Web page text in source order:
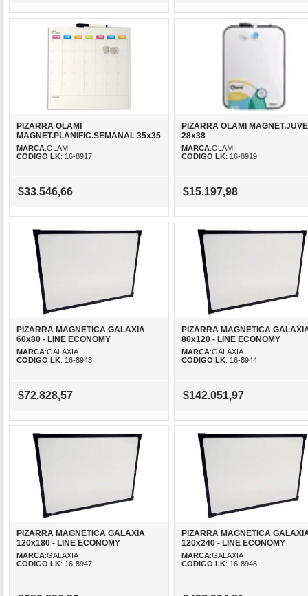
PIZARRA OLAMI
MAGNET.PLANIFIC.SEMANAL 35x35
MARCA:OLAMI
CODIGO LK: 16-8917
$33.546,66
PIZARRA OLAMI
28x38
MARCA:OLAMI
CODIGO LK: 16-8919
$15.197,98
PIZARRA MAGNETICA GALAXIA
60x80 - LINE ECONOMY
MARCA:GALAXIA
CODIGO LK: 16-8943
$72.828,57
PIZARRA MAGNETICA
80x120 - LINE ECONOMY
MARCA:GALAXIA
CODIGO LK: 16-8944
$142.051,97
PIZARRA MAGNETICA GALAXIA
120x180 - LINE ECONOMY
MARCA:GALAXIA
CODIGO LK: 16-8947
PIZARRA MAGNETICA
120x240 - LINE ECONOMY
MARCA:GALAXIA
CODIGO LK: 16-8948